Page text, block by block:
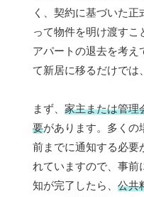
く、契約に基づいた
って物件を明け渡すこ
アパートの退去を考え
て新居に移るだけでは
まず、 家主または管理
要があります。多くの
前までに通知する必要
れていますので、事前
知が完了したら、 公共